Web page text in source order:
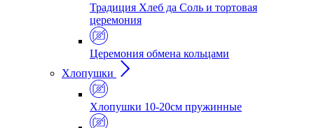
Традиция Хлеб да Соль и тортовая
церемония
Церемония обмена кольцами
Хлопушки
Хлопушки 10-20см пружинные